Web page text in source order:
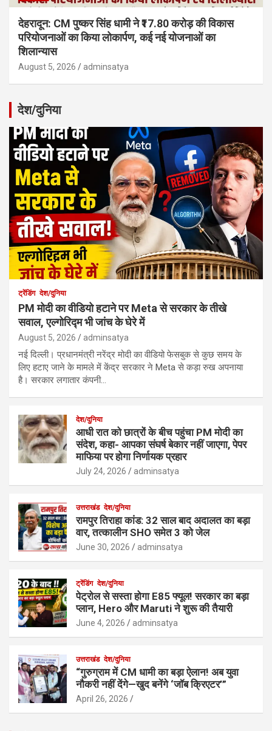
देहरादून: CM पुष्कर सिंह धामी ने ₹17.80 करोड़ की विकास
परियोजनाओं का किया लोकार्पण, कई नई योजनाओं का
शिलान्यास
August 5, 2026 adminsatya
देश/दुनिया
ट्रेंडिंग देश/दुनिया
PM मोदी का वीडियो हटाने पर Meta से सरकार के तीखे
सवाल, एल्गोरिद्म भी जांच के घेरे में
August 5, 2026 adminsatya
नई दिल्ली। प्रधानमंत्री नरेंद्र मोदी का वीडियो फेसबुक से कुछ समय के
लिए हटाए जाने के मामले में केंद्र सरकार ने Meta से कड़ा रुख अपनाया
है। सरकार लगातार कंपनी…
देश/दुनिया
आधी रात को छात्रों के बीच पहुंचा PM मोदी का
संदेश, कहा- आपका संघर्ष बेकार नहीं जाएगा, पेपर
माफिया पर होगा निर्णायक प्रहार
July 24, 2026 adminsatya
उत्तराखंड देश/दुनिया
रामपुर तिराहा कांड: 32 साल बाद अदालत का बड़ा
वार, तत्कालीन SHO समेत 3 को जेल
June 30, 2026 adminsatya
ट्रेंडिंग देश/दुनिया
पेट्रोल से सस्ता होगा E85 फ्यूल! सरकार का बड़ा
प्लान, Hero और Maruti ने शुरू की तैयारी
June 4, 2026 adminsatya
उत्तराखंड देश/दुनिया
“गुरुग्राम में CM धामी का बड़ा ऐलान! अब युवा
नौकरी नहीं देंगे—खुद बनेंगे ‘जॉब क्रिएटर’”
April 26, 2026